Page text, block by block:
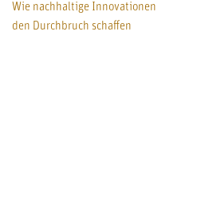
Wie nachhaltige Innovationen
den Durchbruch schaffen